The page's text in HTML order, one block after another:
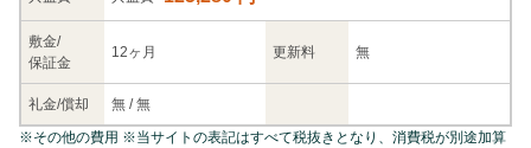
敷金/
保証金
12ヶ月 更新料 無
礼金/償却 無 /無
※その他の費用 ※当サイトの表記はすべて税抜きとなり、消費税が別途加算